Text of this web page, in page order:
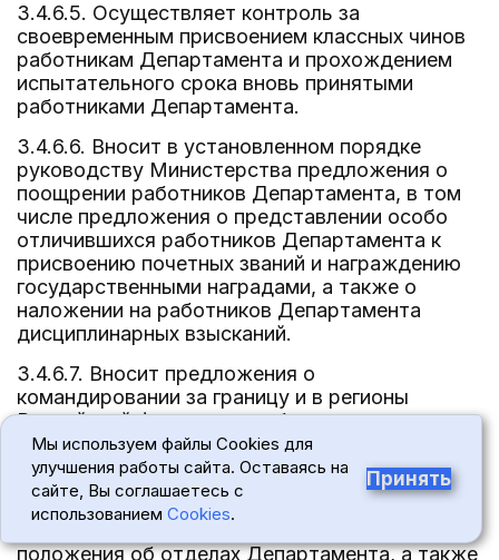
3.4.6.5. Осуществляет контроль за
своевременным присвоением классных чинов
работникам Департамента и прохождением
испытательного срока вновь принятыми
работниками Департамента.
3.4.6.6. Вносит в установленном порядке
руководству Министерства предложения о
поощрении работников Департамента, в том
числе предложения о представлении особо
отличившихся работников Департамента к
присвоению почетных званий и награждению
государственными наградами, а также о
наложении на работников Департамента
дисциплинарных взысканий.
3.4.6.7. Вносит предложения о
командировании за границу и в регионы
Российской Федерации работников
Департамента по вопросам, входящим в
компетенцию Департамента.
3.4.7. Распределяет обязанности между
положения об отделах Департамента, а также
Мы используем файлы Cookies для
улучшения работы сайта. Оставаясь на
сайте, Вы соглашаетесь с
использованием Cookies.
Принять